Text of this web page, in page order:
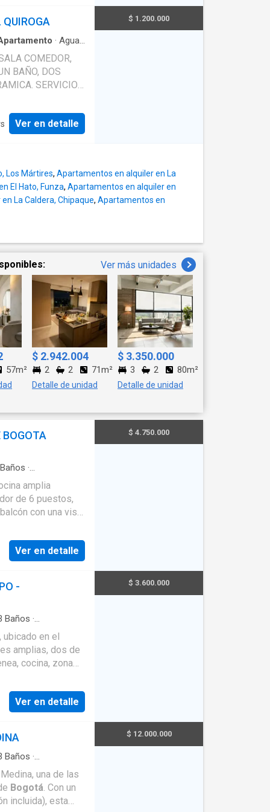
domiciliario, piso
y seguridad, la
ascensor y
momento. Y
en una
personal
se sitúa en una
disfrutar
a esta área. Este
de su ubicación
de este
QUIROGA
· Agua·
COMEDOR,
BAÑO, DOS
SERVICIOS
Ver en detalle
$ 1.200.000
Los Mártires, Apartamentos en alquiler en La
El Hato, Funza, Apartamentos en alquiler en
La Caldera, Chipaque, Apartamentos en
Ver más unidades
57m²
$ 2.942.004
2 2 71m²
Detalle de unidad
$ 3.350.000
3 2 80m²
Detalle de unidad
BOGOTA
Baños ·
·Agua·Tanque de
personas con
· Gimnasio·
de 6 puestos,
con una vista
dos habitaciones
con
Ver en detalle
$ 4.750.000
-
Baños ·
ubicado en el
amplias, dos de
cocina, zona
con
19 y la
opción
Ver en detalle
$ 3.600.000
Baños ·
una de las
Bogotá . Con un
incluida), esta
$ 12.000.000